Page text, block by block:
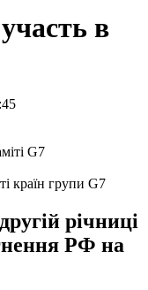
в
країн групи G7
річниці
РФ на